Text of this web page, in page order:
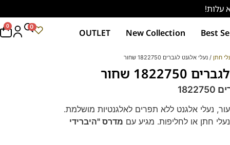
Best
New Collection
OUTLET
0 0
חתן / נעלי אלגנט לגברים 1822750 שחור
שחור
נעלי אלגנט ללא תפרים לאלגנטיות מושלמת.
חתן או לחליפות. מגיע עם מדרס "היברידי